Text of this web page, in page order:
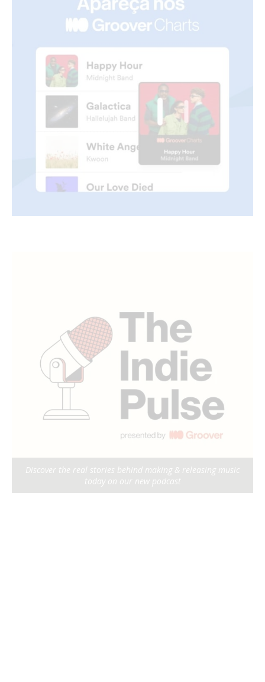
Discover the real stories behind making & releasing music
today on our new podcast